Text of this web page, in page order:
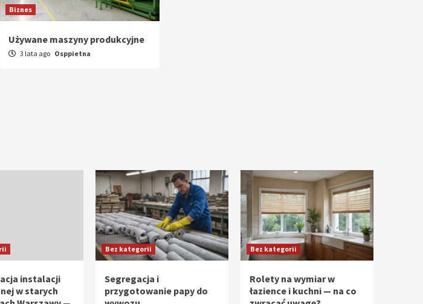
Biznes
Używane maszyny produkcyjne
3 lata ago Osppietna
instalacji
w starych
Bez kategorii
Segregacja i
przygotowanie papy do
Bez kategorii
Rolety na wymiar w
łazience i kuchni — na co